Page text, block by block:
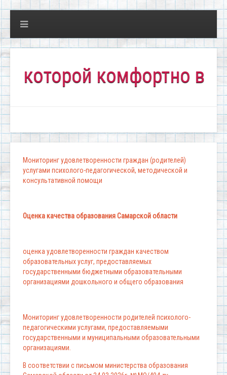
комфортно всем!"
Мониторинг удовлетворенности граждан (родителей)
услугами психолого-педагогической, методической и
консультативной помощи
Оценка качества образования Самарской области
оценка удовлетворенности граждан качеством
образовательных услуг, предоставляемых
государственными бюджетными образовательными
организациями дошкольного и общего образования
Мониторинг удовлетворенности родителей психолого-
педагогическими услугами, предоставляемыми
государственными и муниципальными образовательными
организациями.
В соответствии с письмом министерства образования